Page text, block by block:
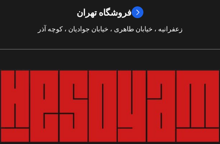
فروشگاه تهران
زعفرانیه ، خیابان طاهری ، خیابان جوادیان ، کوچه آذر